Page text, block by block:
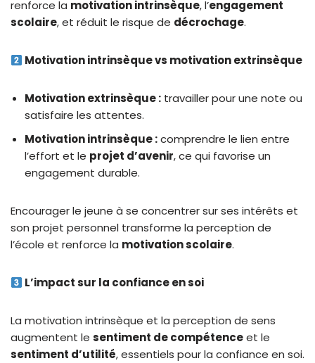
renforce la motivation intrinsèque, l’engagement
scolaire, et réduit le risque de décrochage.
Motivation intrinsèque vs motivation extrinsèque
Motivation extrinsèque : travailler pour une note ou
satisfaire les attentes.
Motivation intrinsèque :comprendre le lien entre
l’effort et le projet d’avenir, ce qui favorise un
engagement durable.
Encourager le jeune à se concentrer sur ses intérêts et
son projet personnel transforme la perception de
l’école et renforce la motivation scolaire.
L’impact sur la confiance en soi
La motivation intrinsèque et la perception de sens
augmentent le sentiment de compétenceet le
sentiment d’utilité, essentiels pour la confiance en soi.